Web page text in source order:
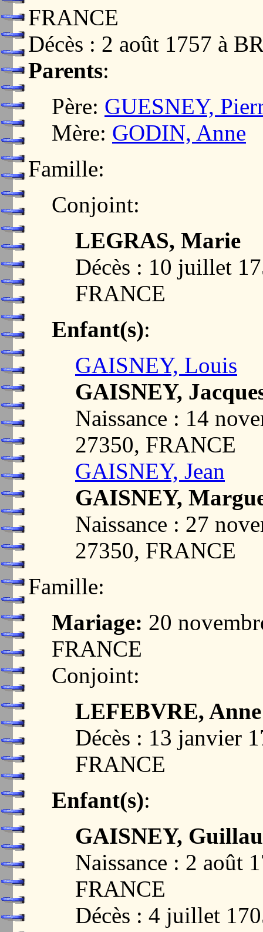
FRANCE
Décès : 2 août 1757 à
Parents:
Père: GUESNEY,
Mère: GODIN, Anne
Famille:
Conjoint:
LEGRAS, Marie
Décès : 10 juillet
FRANCE
Enfant(s):
GAISNEY, Louis
GAISNEY,
Naissance : 14
27350, FRANCE
GAISNEY, Jean
GAISNEY,
Naissance : 27
27350, FRANCE
Famille:
Mariage: 20
FRANCE
Conjoint:
LEFEBVRE, Anne
Décès : 13 janvier
FRANCE
Enfant(s):
GAISNEY,
Naissance : 2 août
FRANCE
Décès : 4 juillet